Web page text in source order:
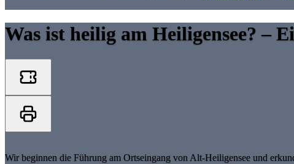
Was ist heilig am Heiligensee? –
Wir beginnen die Führung am Ortseingang von Alt-Heiligensee und